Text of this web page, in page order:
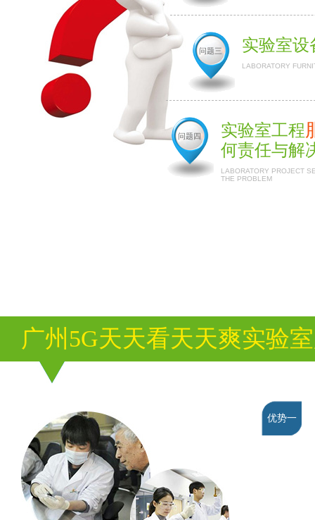
问题三 实验室设
LABORATORY
问题四 实验室工程
何责任与解
LABORATORY PROJECT
THE PROBLEM
广州5G天天看天天爽实验
优势一